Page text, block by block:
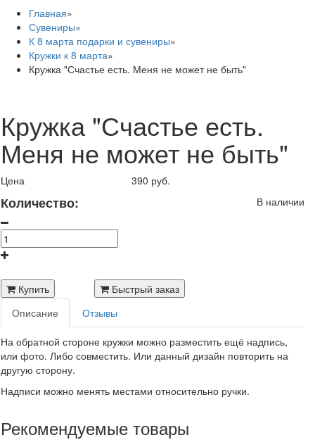
Главная»
Сувениры»
К 8 марта подарки и сувениры»
Кружки к 8 марта»
Кружка "Счастье есть. Меня не может не быть"
Кружка "Счастье есть.
Меня не может не быть"
Цена
390 руб.
В наличии
Количество:
Купить
Быстрый заказ
Описание
Отзывы
На обратной стороне кружки можно разместить ещё надпись,
или фото. Либо совместить. Или данный дизайн повторить на
другую сторону.
Надписи можно менять местами относительно ручки.
Рекомендуемые товары